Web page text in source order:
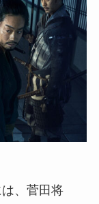
、菅田将